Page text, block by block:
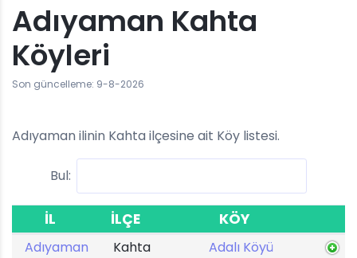
Adıyaman Kahta
Köyleri
Son güncelleme: 9-8-2026
Adıyaman ilinin Kahta ilçesine ait Köy listesi.
Bul:
İL İLÇE KÖY
Adıyaman Kahta
Adalı Köyü